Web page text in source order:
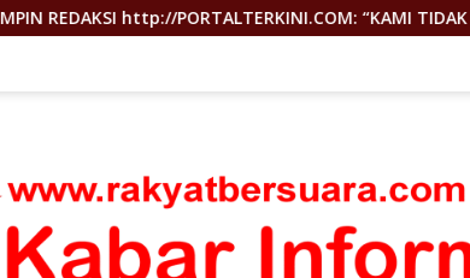
“KAMI TIDAK PERNAH TUTUP RUANG